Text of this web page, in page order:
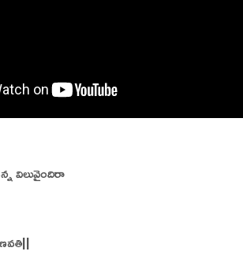
విలువైందిరా